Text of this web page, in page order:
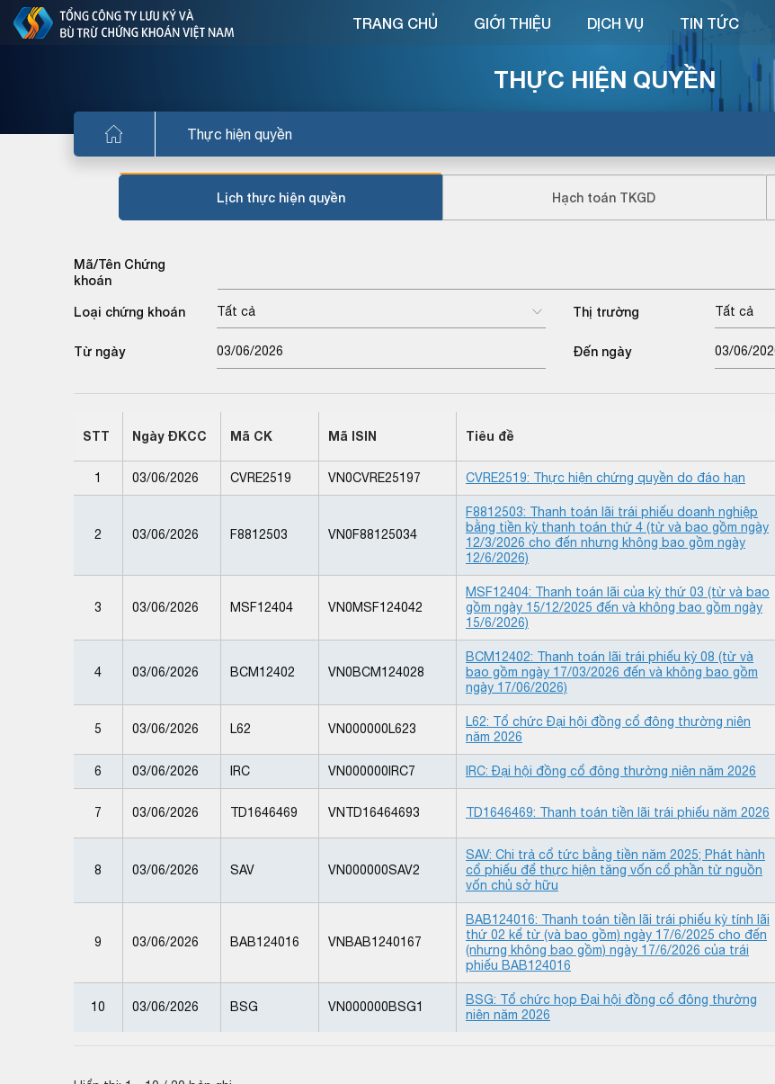
THỰC HIỆN QUYỀN
Thực hiện quyền
TRANG CHỦ GIỚI THIỆU DỊCH VỤ TIN TỨC
Lịch thực hiện quyền Hạch toán TKGD
Mã/Tên Chứng
khoán
Loại chứng khoán Tất cả Thị trường Tất cả
Từ ngày Đến ngày
STT Ngày ĐKCC Mã CK Mã ISIN Tiêu đề
1 03/06/2026 CVRE2519 VN0CVRE25197 CVRE2519: Thực hiện chứng quyền do đáo hạn
2 03/06/2026 F8812503 VN0F88125034
F8812503: Thanh toán lãi trái phiếu doanh nghiệp
bằng tiền kỳ thanh toán thứ 4 (từ và bao gồm ngày
12/3/2026 cho đến nhưng không bao gồm ngày
12/6/2026)
3 03/06/2026 MSF12404 VN0MSF124042
MSF12404: Thanh toán lãi của kỳ thứ 03 (từ và bao
gồm ngày 15/12/2025 đến và không bao gồm ngày
15/6/2026)
4 03/06/2026 BCM12402 VN0BCM124028
BCM12402: Thanh toán lãi trái phiếu kỳ 08 (từ và
bao gồm ngày 17/03/2026 đến và không bao gồm
ngày 17/06/2026)
5 03/06/2026 L62 VN000000L623
L62: Tổ chức Đại hội đồng cổ đông thường niên
năm 2026
6 03/06/2026 IRC VN000000IRC7 IRC: Đại hội đồng cổ đông thường niên năm 2026
7 03/06/2026 TD1646469 VNTD16464693 TD1646469: Thanh toán tiền lãi trái phiếu năm 2026
8 03/06/2026 SAV VN000000SAV2
SAV: Chi trả cổ tức bằng tiền năm 2025; Phát hành
cổ phiếu để thực hiện tăng vốn cổ phần từ nguồn
vốn chủ sở hữu
9 03/06/2026 BAB124016 VNBAB1240167
BAB124016: Thanh toán tiền lãi trái phiếu kỳ tính lãi
thứ 02 kể từ (và bao gồm) ngày 17/6/2025 cho đến
(nhưng không bao gồm) ngày 17/6/2026 của trái
phiếu BAB124016
10 03/06/2026 BSG VN000000BSG1
BSG: Tổ chức họp Đại hội đồng cổ đông thường
niên năm 2026